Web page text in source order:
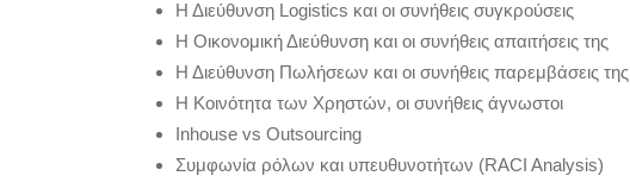
Η Διεύθυνση Logistics και οι συνήθεις συγκρούσεις
Η Οικονομική Διεύθυνση και οι συνήθεις απαιτήσεις της
Η Διεύθυνση Πωλήσεων και οι συνήθεις παρεμβάσεις της
Η Κοινότητα των Χρηστών, οι συνήθεις άγνωστοι
Ιnhouse vs Outsourcing
Συμφωνία ρόλων και υπευθυνοτήτων (RACI Analysis)